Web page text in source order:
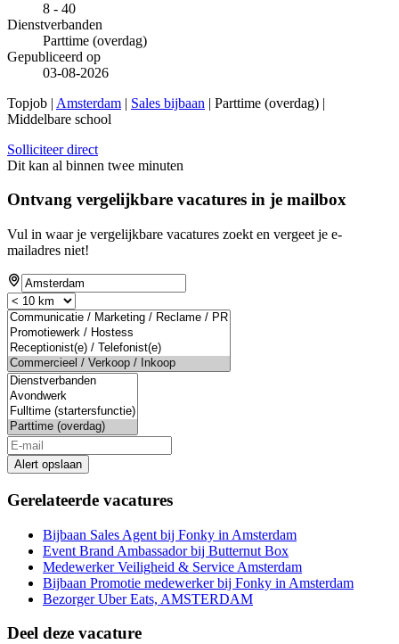
8 - 40
Dienstverbanden
Parttime (overdag)
Gepubliceerd op
03-08-2026
Topjob | Amsterdam | Sales bijbaan | Parttime (overdag) |
Middelbare school
Solliciteer direct
Dit kan al binnen twee minuten
Ontvang vergelijkbare vacatures in je mailbox
Vul in waar je vergelijkbare vacatures zoekt en vergeet je e-
mailadres niet!
Alert opslaan
Gerelateerde vacatures
Bijbaan Sales Agent bij Fonky in Amsterdam
Event Brand Ambassador bij Butternut Box
Medewerker Veiligheid & Service Amsterdam
Bijbaan Promotie medewerker bij Fonky in Amsterdam
Bezorger Uber Eats, AMSTERDAM
Deel deze vacature